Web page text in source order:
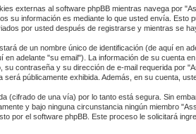
externas al software phpBB mientras navega por
su información es mediante lo que usted envía.
por usted después de registrarse y mientras se
de un nombre único de identificación (de aquí en
en adelante "su email"). La información de su cuenta
su contraseña y su dirección de e-mail requerida por
será públicamente exhibida. Además, en su cuenta,
(cifrado de una vía) por lo tanto está segura. Sin
y bajo ninguna circunstancia ningún miembro
por el software phpBB. Este proceso le solicitará